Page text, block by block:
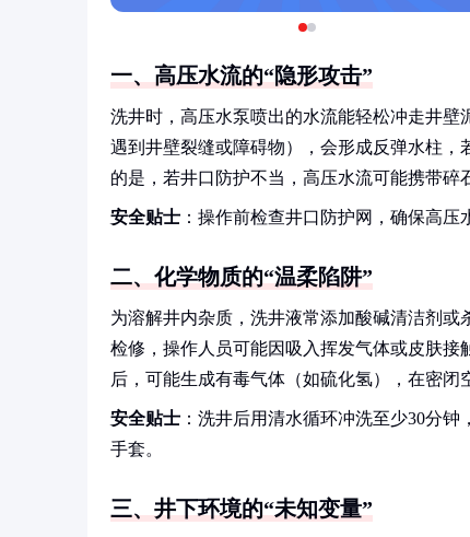
一、高压水流的“隐形攻击”
洗井时，高压水泵喷出的水流能轻松冲走井壁
遇到井壁裂缝或障碍物），会形成反弹水柱
的是，若井口防护不当，高压水流可能携带碎
安全贴士 ：操作前检查井口防护网，确保高
二、化学物质的“温柔陷阱”
为溶解井内杂质，洗井液常添加酸碱清洁剂
检修，操作人员可能因吸入挥发气体或皮肤
后，可能生成有毒气体（如硫化氢），在密闭
安全贴士 ：洗井后用清水循环冲洗至少30分
手套。
三、井下环境的“未知变量”